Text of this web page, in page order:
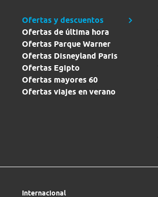
Ofertas y descuentos
Ofertas de última hora
Ofertas Parque Warner
Ofertas Disneyland Paris
Ofertas Egipto
Ofertas mayores 60
Ofertas viajes en verano
Internacional